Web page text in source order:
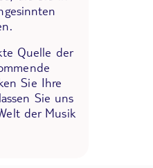
Quelle der
Sie Ihre
Sie uns
der Musik